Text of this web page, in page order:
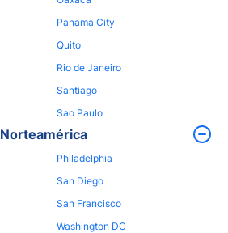
Panama City
Quito
Rio de Janeiro
Santiago
Sao Paulo
Norteamérica
Philadelphia
San Diego
San Francisco
Washington DC